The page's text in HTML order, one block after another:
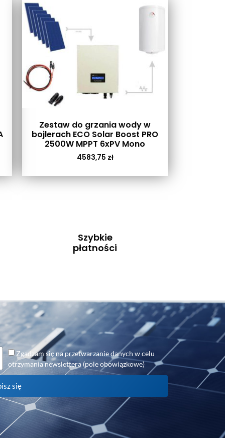
Zestaw do grzania wody w
bojlerach ECO Solar Boost PRO
2500W MPPT 6xPV Mono
4583,75 zł
Szybkie
płatności
Zgadzam się na przetwarzanie danych w celu
otrzymania newslettera (pole obowiązkowe)
się